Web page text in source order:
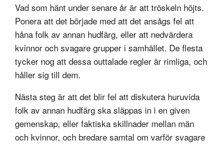
Vad som hänt under senare år är att tröskeln höjts.
Ponera att det började med att det ansågs fel att
håna folk av annan hudfärg, eller att nedvärdera
kvinnor och svagare grupper i samhället. De flesta
tycker nog att dessa outtalade regler är rimliga, och
håller sig till dem.
Nästa steg är att det blir fel att diskutera huruvida
folk av annan hudfärg ska släppas in i en given
gemenskap, eller faktiska skillnader mellan män
och kvinnor, och bredare samtal om varför svagare